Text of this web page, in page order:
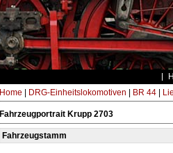
Home DRG-Einheitslokomotiven BR 44|
Fahrzeugportrait Krupp 2703
Fahrzeugstamm